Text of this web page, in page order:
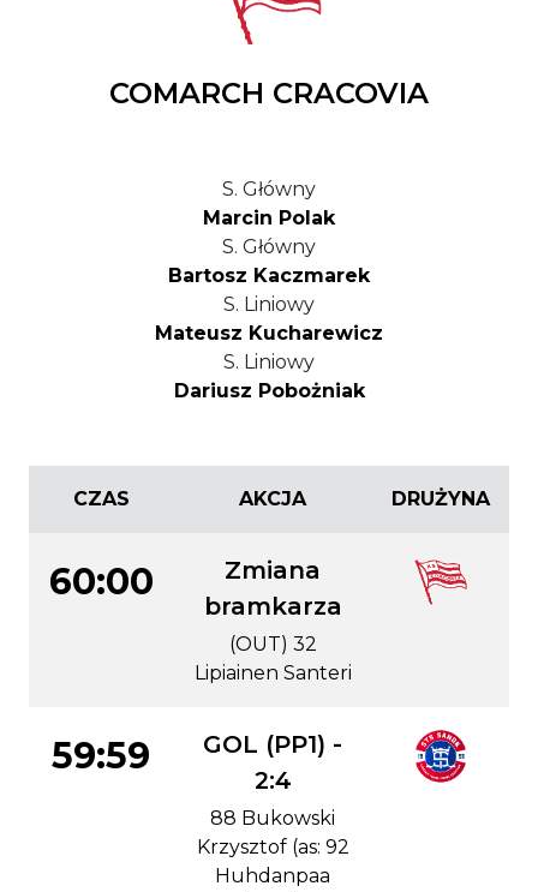
COMARCH CRACOVIA
S. Główny
Marcin Polak
S. Główny
Bartosz Kaczmarek
S. Liniowy
Mateusz Kucharewicz
S. Liniowy
Dariusz Pobożniak
CZAS AKCJA DRUŻYNA
60:00
Zmiana
bramkarza
(OUT) 32
Lipiainen Santeri
59:59
GOL (PP1) -
2:4
88 Bukowski
Krzysztof (as: 92
Huhdanpaa